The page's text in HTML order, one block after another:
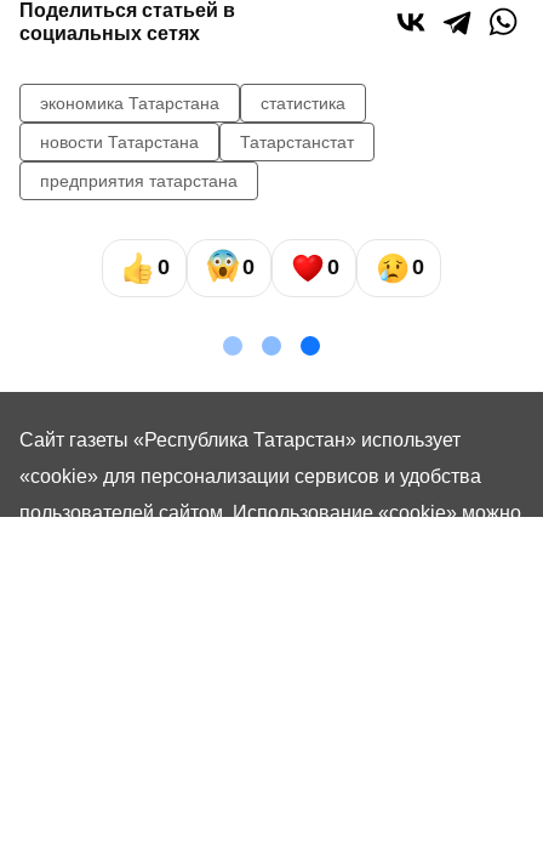
Поделиться статьей в
социальных сетях
экономика Татарстана
статистика
новости Татарстана
Татарстанстат
предприятия татарстана
0 0 0 0
Сайт газеты «Республика Татарстан» использует
«cookie» для персонализации сервисов и удобства
пользователей сайтом. Использование «cookie» можно